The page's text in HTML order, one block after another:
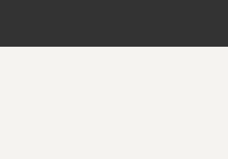
Blijft op de hoogte van nieuwe voorraad